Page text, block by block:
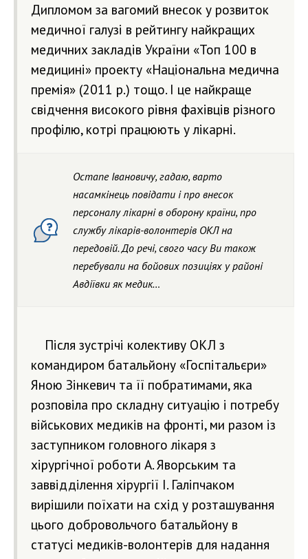
Дипломом за вагомий внесок у розвиток
медичної галузі в рейтингу найкращих
медичних закладів України «Топ 100 в
медицині» проекту «Національна медична
премія» (2011 р.) тощо. І це найкраще
свідчення високого рівня фахівців різного
профілю, котрі працюють у лікарні.
Остапе Івановичу, гадаю, варто
насамкінець повідати і про внесок
персоналу лікарні в оборону країни, про
службу лікарів-волонтерів ОКЛ на
передовій. До речі, свого часу Ви також
перебували на бойових позиціях у районі
Авдіївки як медик…
Після зустрічі колективу ОКЛ з
командиром батальйону «Госпітальєри»
Яною Зінкевич та її побратимами, яка
розповіла про складну ситуацію і потребу
військових медиків на фронті, ми разом із
заступником головного лікаря з
хірургічної роботи А. Яворським та
заввідділення хірургії І. Галіпчаком
вирішили поїхати на схід у розташування
цього добровольчого батальйону в
статусі медиків-волонтерів для надання